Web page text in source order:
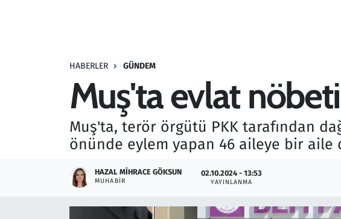
HABERLER GÜNDEM
Muş'ta evlat
Muş'ta, terör örgütü PKK tarafından
önünde eylem yapan 46 aileye bir aile
HAZAL MIHRACE GÖKSUN
MUHABIR
02.10.2024 - 13:53
YAYINLANMA
Savunma Sanayi
Seçim 2023
Teknoloji ve Bilim